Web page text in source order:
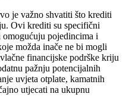
je važno shvatiti što krediti
Ovi krediti su specifični
pojedincima i
možda inače ne bi mogli
financijske podrške kriju
pažnju potencijalnih
uvjeta otplate, kamatnih
utjecati na ukupnu